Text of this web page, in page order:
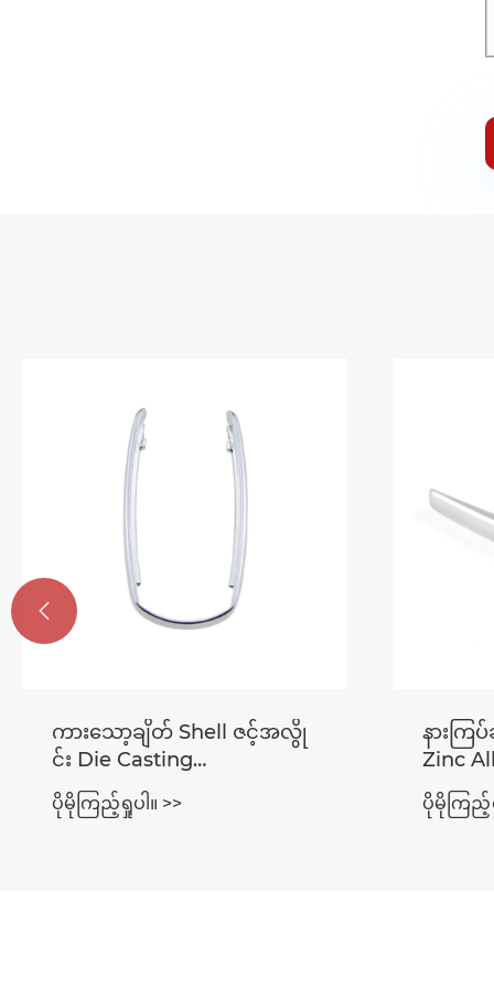
ကားသော့ချိတ် Shell ဇင့်အလွို
င်း Die Casting
Electroplating လုပ်ငန်းစဉ်
ပိုမိုကြည့်ရှုပါ။ >>
နားကြ
Zinc
ပိုမိုကြည့်
